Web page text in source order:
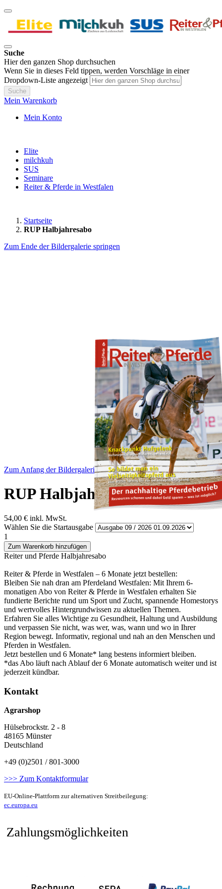
Suche
Hier den ganzen Shop durchsuchen
Wenn Sie in dieses Feld tippen, werden Vorschläge in einer
Dropdown-Liste angezeigt
Suche
Mein Warenkorb
Mein Konto
Elite
milchkuh
SUS
Seminare
Reiter & Pferde in Westfalen
Startseite
RUP Halbjahresabo
Zum Ende der Bildergalerie springen
Zum Anfang der Bildergalerie springen
RUP Halbjahresabo
54,00 € inkl. MwSt.
Wählen Sie die Startausgabe
1
Zum Warenkorb hinzufügen
Reiter und Pferde Halbjahresabo
Reiter & Pferde in Westfalen – 6 Monate jetzt bestellen:
Bleiben Sie nah dran am Pferdeland Westfalen: Mit Ihrem 6-
monatigen Abo von Reiter & Pferde in Westfalen erhalten Sie
fundierte Berichte rund um Sport und Zucht, spannende Homestorys
und wertvolles Hintergrundwissen zu aktuellen Themen.
Erfahren Sie alles Wichtige zu Gesundheit, Haltung und Ausbildung
und verpassen Sie nicht, was wer, was, wann und wo in Ihrer
Region bewegt. Informativ, regional und nah an den Menschen und
Pferden in Westfalen.
Jetzt bestellen und 6 Monate* lang bestens informiert bleiben.
*das Abo läuft nach Ablauf der 6 Monate automatisch weiter und ist
jederzeit kündbar.
Kontakt
Agrarshop
Hülsebrockstr. 2 - 8
48165 Münster
Deutschland
+49 (0)2501 / 801-3000
>>> Zum Kontaktformular
EU-Online-Plattform zur alternativen Streitbeilegung:
ec.europa.eu
Zahlungsmöglichkeiten